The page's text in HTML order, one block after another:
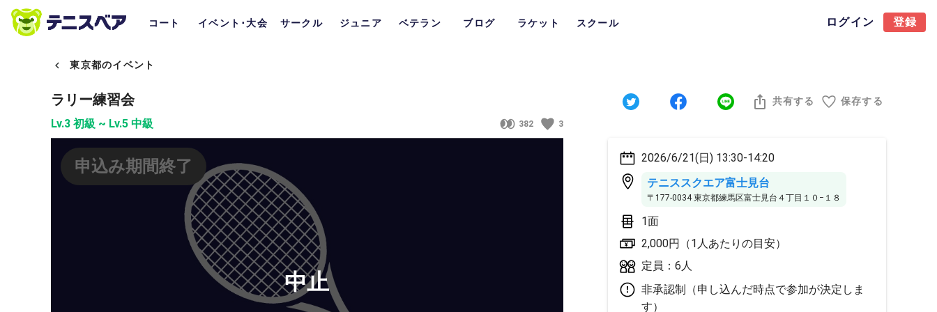
コート イベント･大会 サークル ジュニア ベテラン ブログ ラケット スクール ログイン 登録
東京都のイベント
ラリー練習会
Lv.3 初級 ~ Lv.5 中級 382 3
共有する 保存する
中止
申込み期間終了
2026/6/21(日) 13:30-14:20
テニススクエア富士見台
〒177-0034 東京都練馬区富士見台４丁目１０−１８
1面
2,000円（1人あたりの目安）
定員：6人
非承認制（申し込んだ時点で参加が決定しま
す）